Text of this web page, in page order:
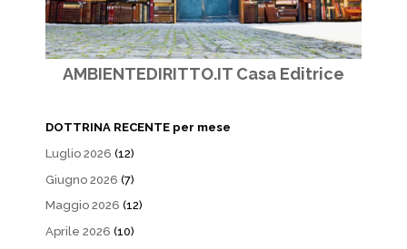
AMBIENTEDIRITTO.IT Casa Editrice
DOTTRINA RECENTE per mese
Luglio 2026 (12)
Giugno 2026 (7)
Maggio 2026 (12)
Aprile 2026 (10)